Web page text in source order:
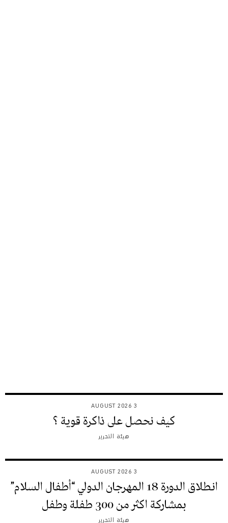
3 AUGUST 2026
كيف نحصل على ذاكرة قوية ؟
هيئة التحرير
3 AUGUST 2026
انطلاق الدورة 18 المهرجان الدولي “أطفال السلام”
بمشاركة اكثر من 300 طفلة وطفل
هيئة التحرير